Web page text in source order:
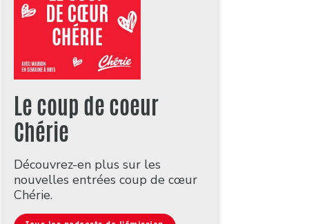
Le coup de coeur
Chérie
Découvrez-en plus sur les
nouvelles entrées coup de cœur
Chérie.